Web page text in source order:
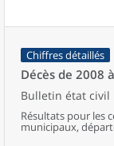
Chiffres détaillés
Décès de 2008
Bulletin état civil
Résultats pour les
municipaux,
d’emploi, bassins